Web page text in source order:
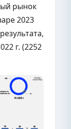
рынок
2023
г. (2252